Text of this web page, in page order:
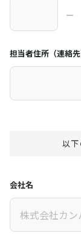
―
担当者住所（連絡先
以下
会社名